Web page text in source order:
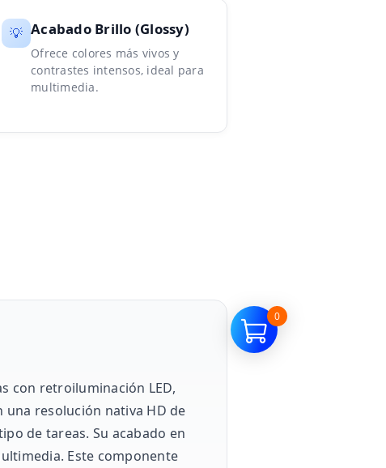
💡 Acabado Brillo (Glossy)
Ofrece colores más vivos y
contrastes intensos, ideal para
multimedia.
con retroiluminación LED,
resolución nativa HD de
de tareas. Su acabado en
Este componente
0